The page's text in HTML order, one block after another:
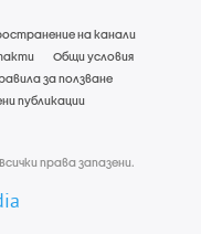
на канали
Общи условия
за ползване
публикации
права запазени.